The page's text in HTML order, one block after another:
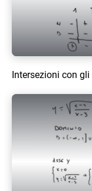
Intersezioni con gli